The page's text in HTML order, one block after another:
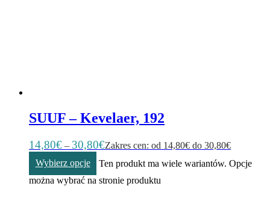
SUUF – Kevelaer, 192
14,80€ – 30,80€Zakres cen: od 14,80€ do 30,80€
Wybierz opcje
Ten produkt ma wiele wariantów. Opcje
można wybrać na stronie produktu